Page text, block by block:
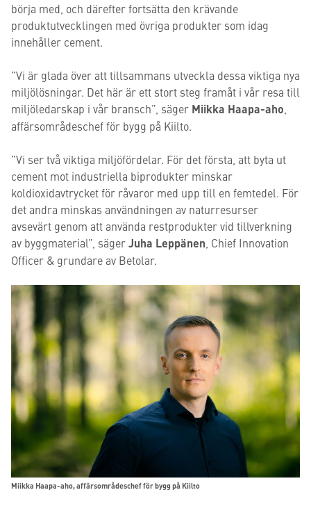
börja med, och därefter fortsätta den krävande
produktutvecklingen med övriga produkter som idag
innehåller cement.
”Vi är glada över att tillsammans utveckla dessa viktiga nya
miljölösningar. Det här är ett stort steg framåt i vår resa till
miljöledarskap i vår bransch”, säger Miikka Haapa-aho
affärsområdeschef för bygg på Kiilto.
”Vi ser två viktiga miljöfördelar. För det första, att byta ut
cement mot industriella biprodukter minskar
koldioxidavtrycket för råvaror med upp till en femtedel. För
det andra minskas användningen av naturresurser
avsevärt genom att använda restprodukter vid tillverkning
av byggmaterial”, sägerJuha Leppänen , Chief Innovation
Officer & grundare av Betolar.
Miikka Haapa-aho, affärsområdeschef för bygg på Kiilto